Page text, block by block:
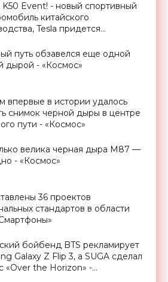
K50 Event! - новый спортивный
китайского
Tesla придется
путь обзавелся еще одной
дырой - «Космос»
впервые в истории удалось
снимок черной дыры в центре
пути - «Космос»
велика черная дыра M87 —
- «Космос»
36 проектов
стандартов в области
бойбенд BTS рекламирует
Galaxy Z Flip 3, а SUGA сделал
«Over the Horizon» -